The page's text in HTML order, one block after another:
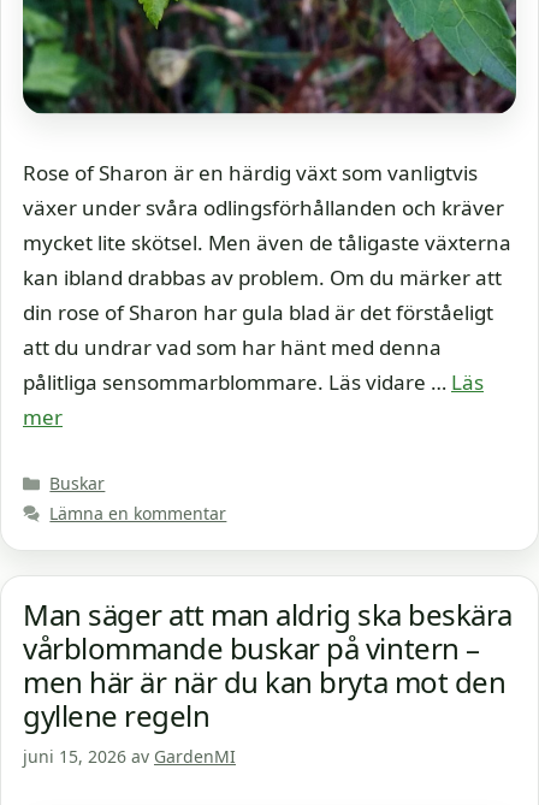
Rose of Sharon är en härdig växt som vanligtvis
växer under svåra odlingsförhållanden och kräver
mycket lite skötsel. Men även de tåligaste växterna
kan ibland drabbas av problem. Om du märker att
din rose of Sharon har gula blad är det förståeligt
att du undrar vad som har hänt med denna
pålitliga sensommarblommare. Läs vidare … Läs
mer
Kategorier
Buskar
Lämna en kommentar
Man säger att man aldrig ska beskära
vårblommande buskar på vintern –
men här är när du kan bryta mot den
gyllene regeln
juni 15, 2026 av GardenMI